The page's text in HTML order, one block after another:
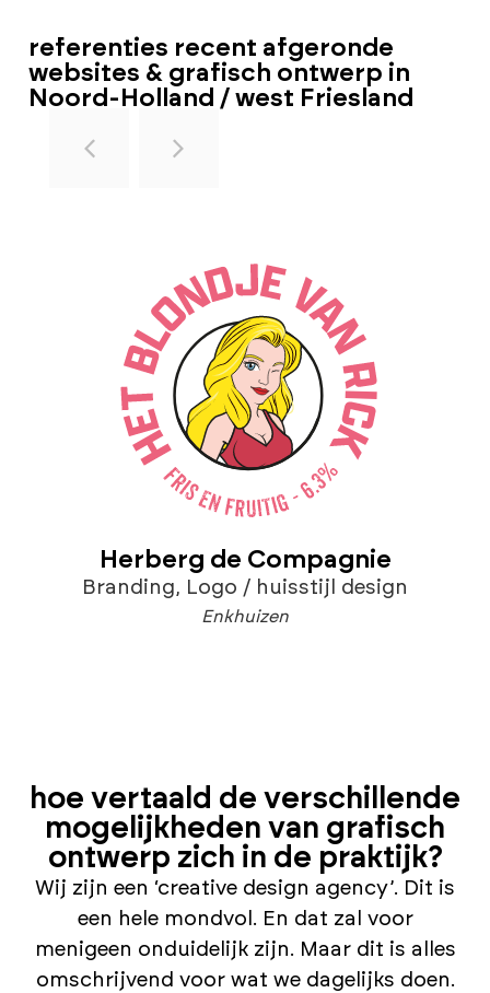
referenties recent afgeronde
websites & grafisch ontwerp in
Noord-Holland / west Friesland
Herberg de Compagnie
Branding, Logo / huisstijl design
Enkhuizen
hoe vertaald de verschillende
mogelijkheden van grafisch
ontwerp zich in de praktijk?
Wij zijn een ‘creative design agency’. Dit is
een hele mondvol. En dat zal voor
menigeen onduidelijk zijn. Maar dit is alles
omschrijvend voor wat we dagelijks doen.